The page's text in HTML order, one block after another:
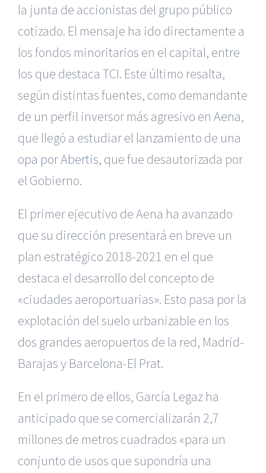
la junta de accionistas del grupo público
cotizado. El mensaje ha ido directamente a
los fondos minoritarios en el capital, entre
los que destaca TCI. Este último resalta,
según distintas fuentes, como demandante
de un perfil inversor más agresivo en Aena,
que llegó a estudiar el lanzamiento de una
opa por Abertis, que fue desautorizada por
el Gobierno.
El primer ejecutivo de Aena ha avanzado
que su dirección presentará en breve un
plan estratégico 2018-2021 en el que
destaca el desarrollo del concepto de
«ciudades aeroportuarias». Esto pasa por la
explotación del suelo urbanizable en los
dos grandes aeropuertos de la red, Madrid-
Barajas y Barcelona-El Prat.
En el primero de ellos, García Legaz ha
anticipado que se comercializarán 2,7
millones de metros cuadrados «para un
conjunto de usos que supondría una